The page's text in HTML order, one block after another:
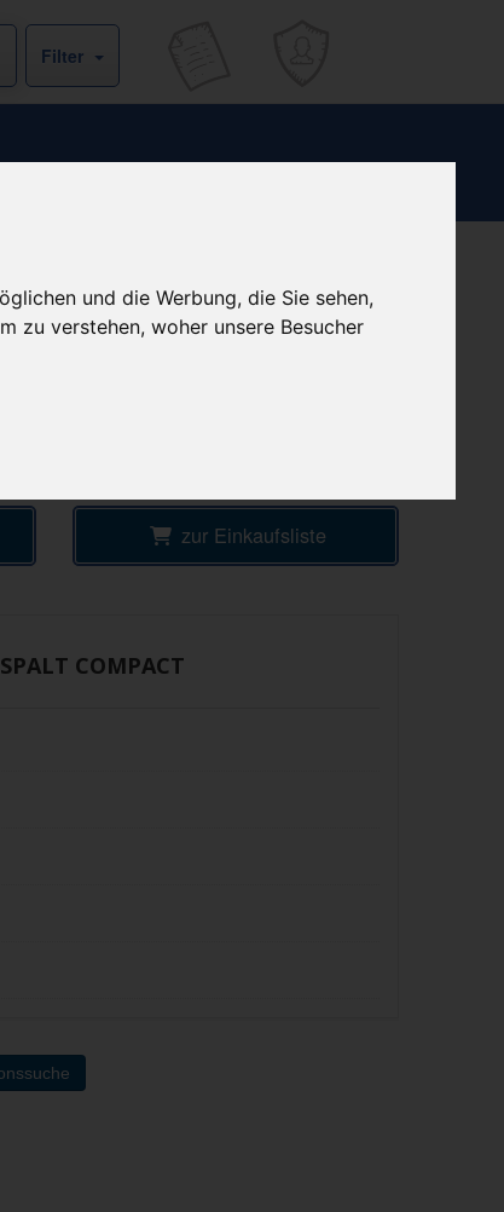
und die Werbung, die Sie sehen,
zu verstehen, woher unsere Besucher
Filter
+ 6,50 € Versandkosten
& inkl. MwSt.
zur Einkaufsliste
COMPACT